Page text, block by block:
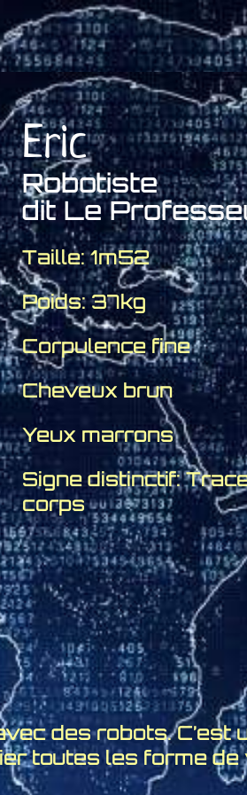
Eric
Robotiste
dit Le
Taille: 1m52
Poids: 37kg
Corpulence fine
Cheveux brun
Yeux marrons
Signe distinctif:
corps
des robots. C’est
toutes les forme